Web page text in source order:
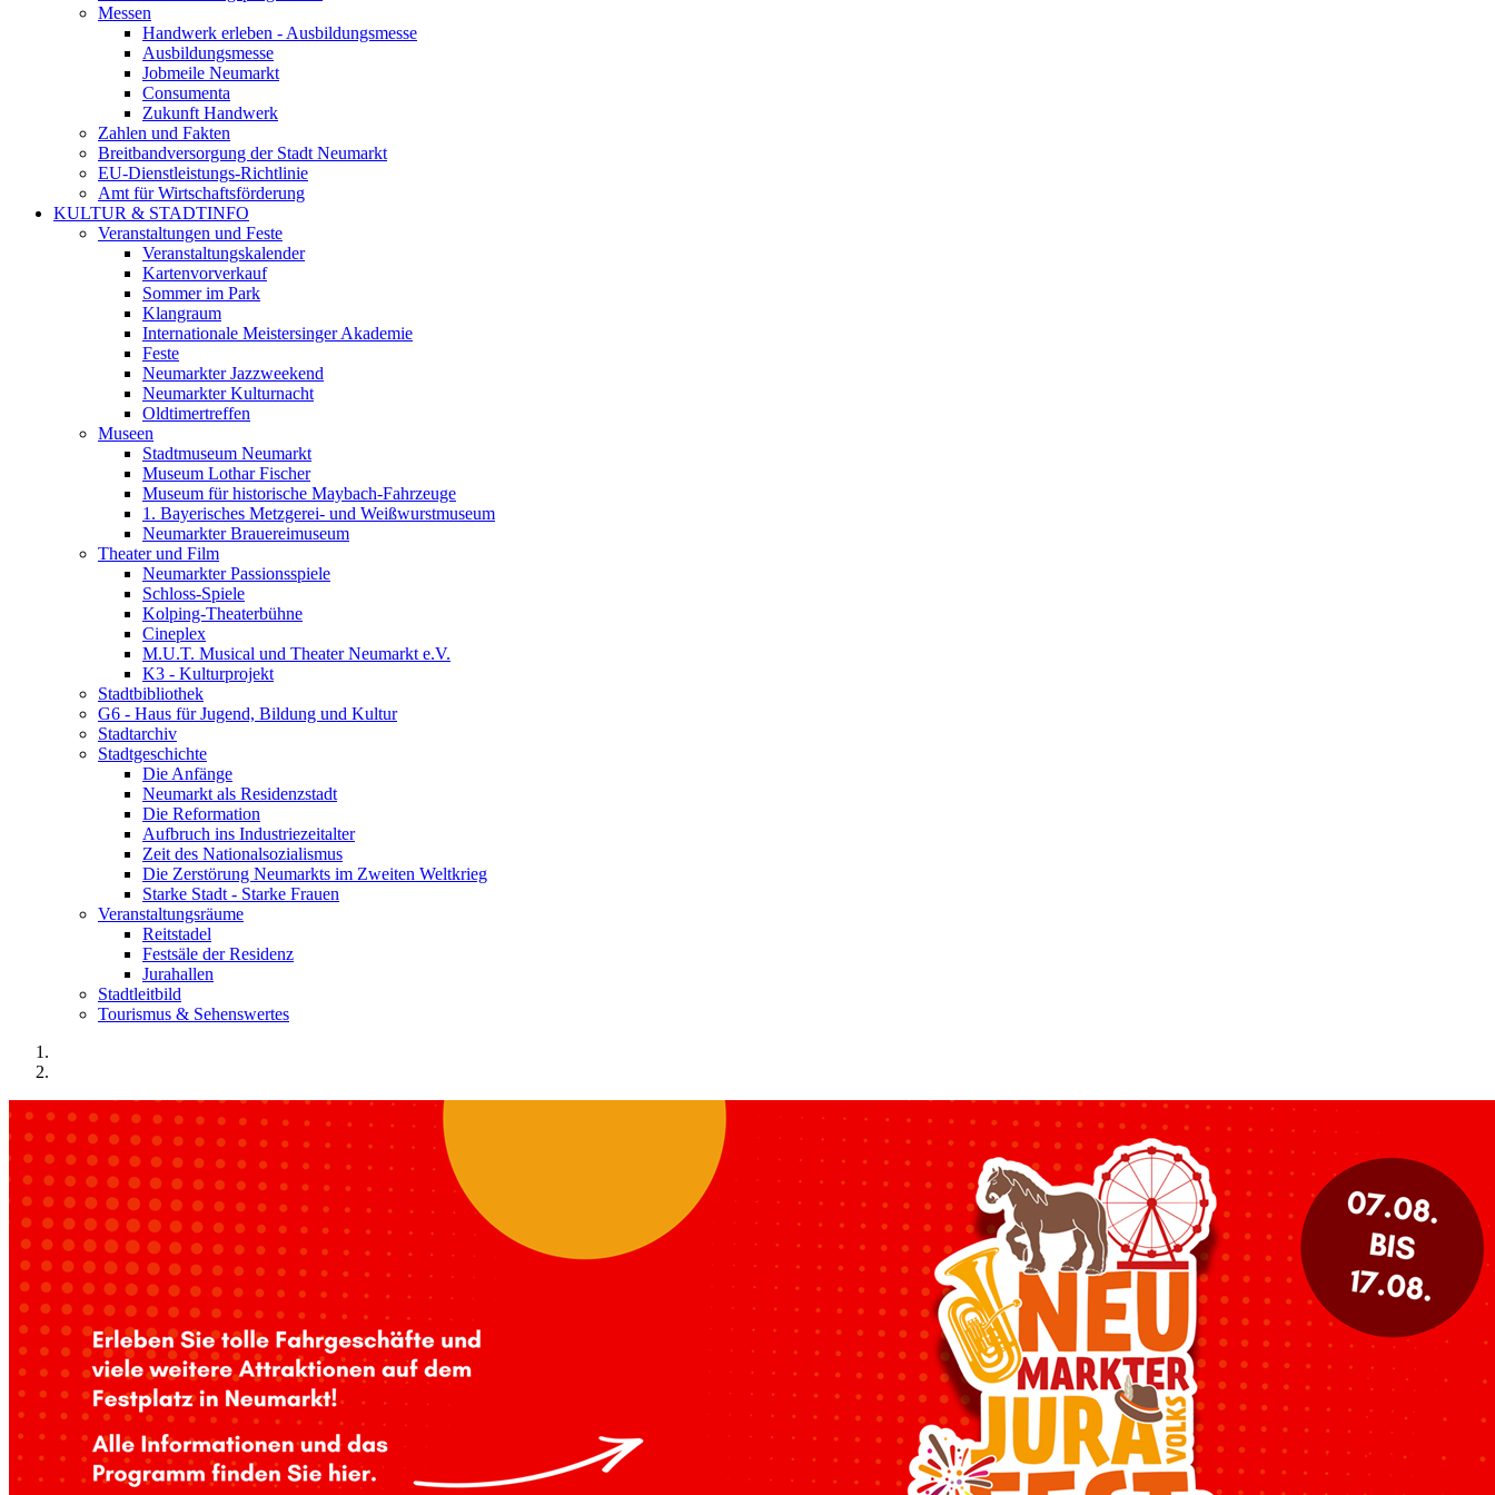
Messen
Handwerk erleben - Ausbildungsmesse
Ausbildungsmesse
Jobmeile Neumarkt
Consumenta
Zukunft Handwerk
Zahlen und Fakten
Breitbandversorgung der Stadt Neumarkt
EU-Dienstleistungs-Richtlinie
Amt für Wirtschaftsförderung
KULTUR & STADTINFO
Veranstaltungen und Feste
Veranstaltungskalender
Kartenvorverkauf
Sommer im Park
Klangraum
Internationale Meistersinger Akademie
Feste
Neumarkter Jazzweekend
Neumarkter Kulturnacht
Oldtimertreffen
Museen
Stadtmuseum Neumarkt
Museum Lothar Fischer
Museum für historische Maybach-Fahrzeuge
1. Bayerisches Metzgerei- und Weißwurstmuseum
Neumarkter Brauereimuseum
Theater und Film
Neumarkter Passionsspiele
Schloss-Spiele
Kolping-Theaterbühne
Cineplex
M.U.T. Musical und Theater Neumarkt e.V.
K3 - Kulturprojekt
Stadtbibliothek
G6 - Haus für Jugend, Bildung und Kultur
Stadtarchiv
Stadtgeschichte
Die Anfänge
Neumarkt als Residenzstadt
Die Reformation
Aufbruch ins Industriezeitalter
Zeit des Nationalsozialismus
Die Zerstörung Neumarkts im Zweiten Weltkrieg
Starke Stadt - Starke Frauen
Veranstaltungsräume
Reitstadel
Festsäle der Residenz
Jurahallen
Stadtleitbild
Tourismus & Sehenswertes